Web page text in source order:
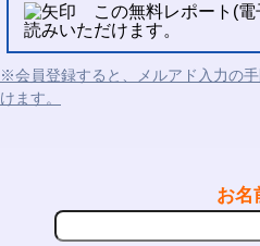
この無料レポート(電
読みいただけます。
※会員登録すると、メルアド入力の
けます。
お名